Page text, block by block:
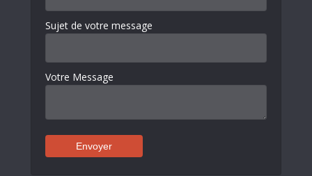
Sujet de votre message
Votre Message